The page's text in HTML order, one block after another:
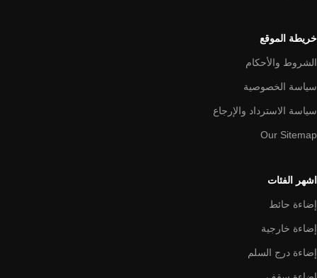
خريطة الموقع
الشروط والأحكام
سياسة الخصوصية
سياسة الاسترداد والإرجاع
Our Sitemap
اشهر الفئات
إضاءة حائط
إضاءة خارجية
إضاءة درج السلم